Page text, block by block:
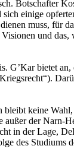
Botschafter
einige
muss, für
und das,
bietet
keine
der
in der Lage,
des Studiums